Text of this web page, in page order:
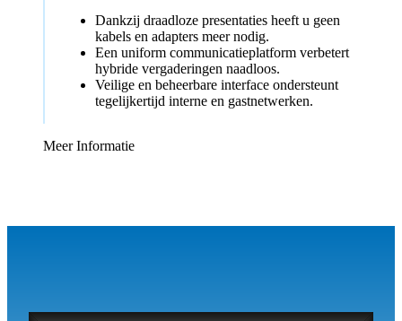
Dankzij draadloze presentaties heeft u geen
kabels en adapters meer nodig.
Een uniform communicatieplatform verbetert
hybride vergaderingen naadloos.
Veilige en beheerbare interface ondersteunt
tegelijkertijd interne en gastnetwerken.
Meer Informatie